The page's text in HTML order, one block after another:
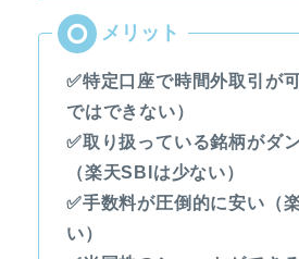
✅特定口座で時間外取引が
ではできない）
✅取り扱っている銘柄がダ
（楽天SBIは少ない）
✅手数料が圧倒的に安い（
い）